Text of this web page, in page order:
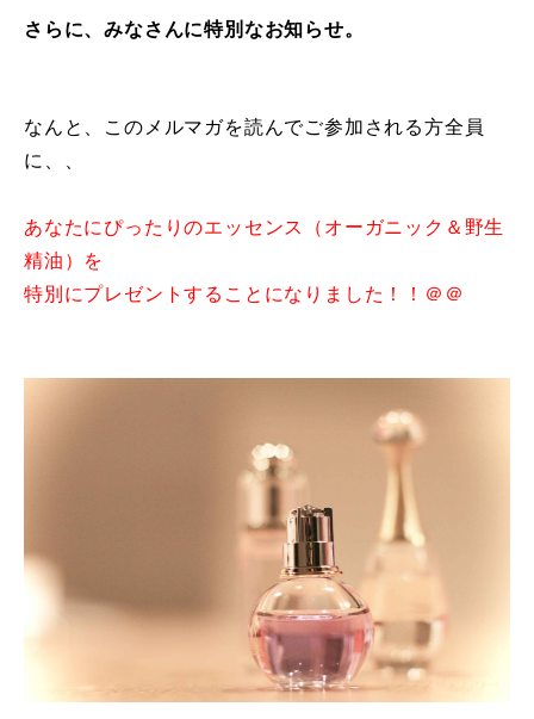
さらに、みなさんに特別なお知らせ。
なんと、このメルマガを読んでご参加される方全員
に、、
あなたにぴったりのエッセンス（オーガニック＆野生
精油）を
特別にプレゼントすることになりました！！＠＠